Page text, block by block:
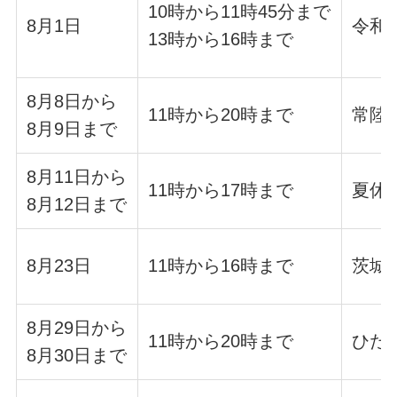
8月1日
10時から11時45分まで
13時から16時まで
令和
8月8日から
8月9日まで
11時から20時まで 常陸
8月11日から
8月12日まで
11時から17時まで 夏休
8月23日 11時から16時まで 茨城
8月29日から
8月30日まで
11時から20時まで ひた